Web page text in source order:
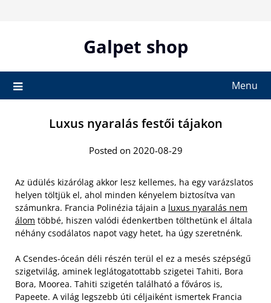
Galpet shop
Menu
Luxus nyaralás festői tájakon
Posted on 2020-08-29
Az üdülés kizárólag akkor lesz kellemes, ha egy varázslatos
helyen töltjük el, ahol minden kényelem biztosítva van
számunkra. Francia Polinézia tájain a luxus nyaralás nem
álom többé, hiszen valódi édenkertben tölthetünk el általa
néhány csodálatos napot vagy hetet, ha úgy szeretnénk.
A Csendes-óceán déli részén terül el ez a mesés szépségű
szigetvilág, aminek leglátogatottabb szigetei Tahiti, Bora
Bora, Moorea. Tahiti szigetén található a főváros is,
Papeete. A világ legszebb úti céljaiként ismertek Francia